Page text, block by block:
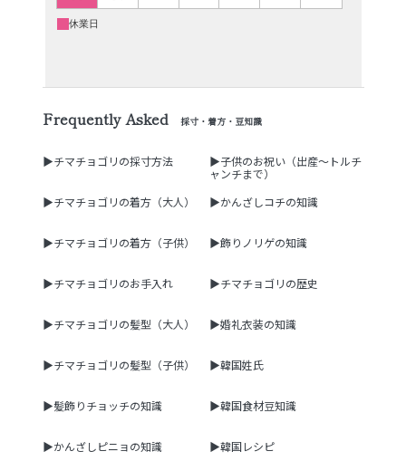
Frequently Asked 採寸・着方・豆知識
▶チマチョゴリの採寸方法
▶子供のお祝い（出産～トルチ
ャンチまで）
▶チマチョゴリの着方（大人）
▶かんざしコチの知識
▶チマチョゴリの着方（子供） ▶飾りノリゲの知識
▶チマチョゴリのお手入れ ▶チマチョゴリの歴史
▶チマチョゴリの髪型（大人） ▶婚礼衣装の知識
▶チマチョゴリの髪型（子供） ▶韓国姓氏
▶髪飾りチョッチの知識 ▶韓国食材豆知識
▶かんざしピニョの知識 ▶韓国レシピ